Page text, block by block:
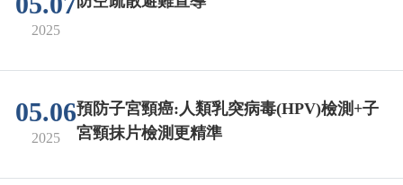
2025
05.06
2025
預防子宮頸癌:人類乳突病毒(HPV)檢測+子
宮頸抹片檢測更精準